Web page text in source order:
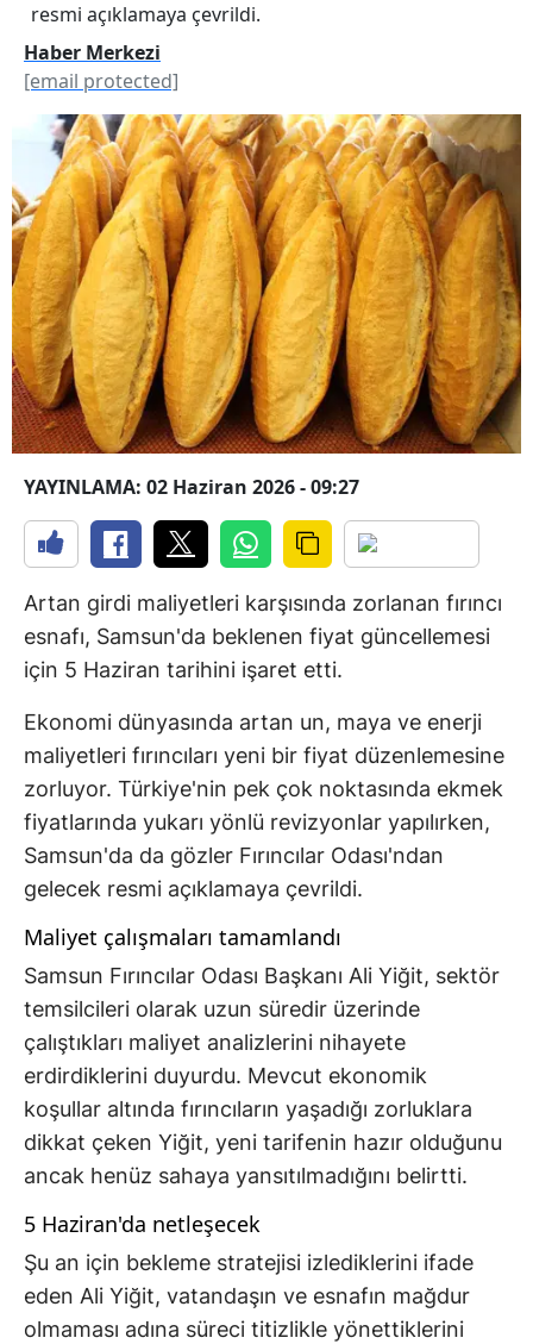
resmi açıklamaya çevrildi.
Haber Merkezi
[email protected]
YAYINLAMA: 02 Haziran 2026 - 09:27
Artan girdi maliyetleri karşısında zorlanan fırıncı
esnafı, Samsun'da beklenen fiyat güncellemesi
için 5 Haziran tarihini işaret etti.
Ekonomi dünyasında artan un, maya ve enerji
maliyetleri fırıncıları yeni bir fiyat düzenlemesine
zorluyor. Türkiye'nin pek çok noktasında ekmek
fiyatlarında yukarı yönlü revizyonlar yapılırken,
Samsun'da da gözler Fırıncılar Odası'ndan
gelecek resmi açıklamaya çevrildi.
Maliyet çalışmaları tamamlandı
Samsun Fırıncılar Odası Başkanı Ali Yiğit, sektör
temsilcileri olarak uzun süredir üzerinde
çalıştıkları maliyet analizlerini nihayete
erdirdiklerini duyurdu. Mevcut ekonomik
koşullar altında fırıncıların yaşadığı zorluklara
dikkat çeken Yiğit, yeni tarifenin hazır olduğunu
ancak henüz sahaya yansıtılmadığını belirtti.
5 Haziran'da netleşecek
Şu an için bekleme stratejisi izlediklerini ifade
eden Ali Yiğit, vatandaşın ve esnafın mağdur
olmaması adına süreci titizlikle yönettiklerini